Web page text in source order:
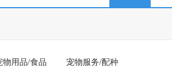
物用品/食品 宠物服务/配种